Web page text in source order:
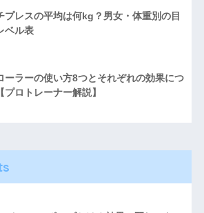
プレスの平均は何kg？男女・体重別の目
ベル表
ーラーの使い方8つとそれぞれの効果につ
プロトレーナー解説】